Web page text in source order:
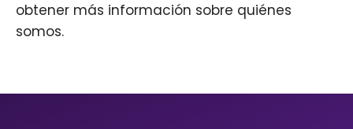
obtener más información sobre quiénes
somos.